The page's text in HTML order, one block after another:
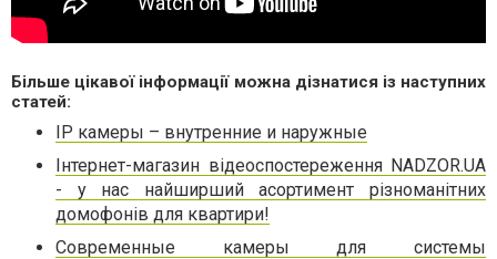
Більше цікавої інформації можна дізнатися із наступних
статей:
IP камеры – внутренние и наружные
Інтернет-магазин відеоспостереження NADZOR.UA
- у нас найширший асортимент різноманітних
домофонів для квартири!
Современные камеры для системы